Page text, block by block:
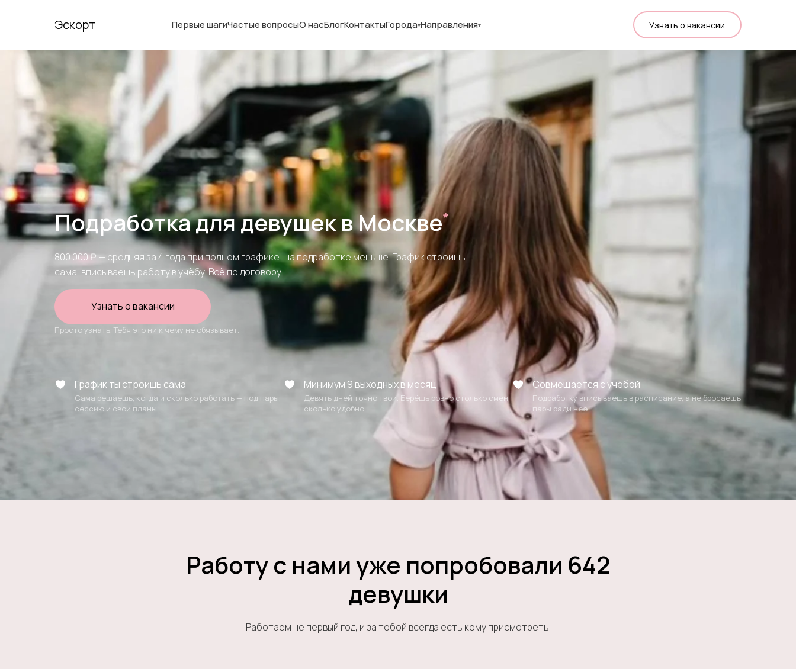
Эскорт Первые шагиЧастые вопросыО насБлогКонтактыГорода Направления Узнать о вакансии
Подработка для девушек в Москве*
800 000 ₽ — средняя за 4 года при полном графике; на подработке меньше. График строишь
сама, вписываешь работу в учёбу. Всё по договору.
Узнать о вакансии
Просто узнать. Тебя это ни к чему не обязывает.
График ты строишь сама
Сама решаешь, когда и сколько работать — под пары,
сессию и свои планы
Минимум 9 выходных в месяц
Девять дней точно твои. Берёшь ровно столько смен,
сколько удобно
Совмещается с учёбой
Подработку вписываешь в расписание, а не бросаешь
пары ради неё
Работу с нами уже попробовали 642
девушки
Работаем не первый год, и за тобой всегда есть кому присмотреть.